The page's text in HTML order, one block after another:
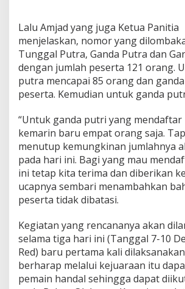
k
a
n
H
U
N
B
Lalu Amjad yang juga Ketua Panitia
menjelaskan, nomor yang
Tunggal Putra, Ganda Putra dan
dengan jumlah peserta 121 orang.
putra mencapai 85 orang dan
peserta. Kemudian untuk ganda
“Untuk ganda putri yang mendaftar
kemarin baru empat orang saja.
menutup kemungkinan jumlahnya
pada hari ini. Bagi yang mau
ini tetap kita terima dan diberikan
ucapnya sembari menambahkan
peserta tidak dibatasi.
Kegiatan yang rencananya akan
selama tiga hari ini (Tanggal 7-10
Red) baru pertama kali
berharap melalui kejuaraan itu
pemain handal sehingga dapat